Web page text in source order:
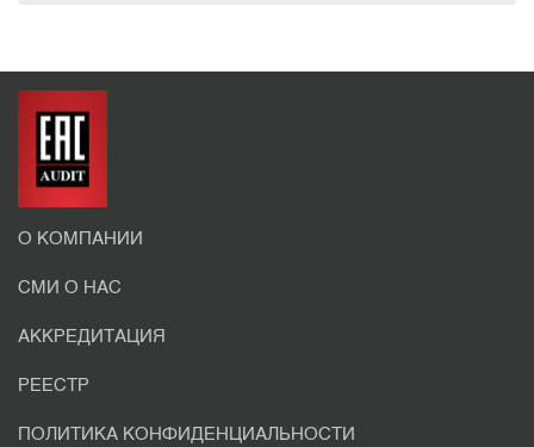
О КОМПАНИИ
СМИ О НАС
АККРЕДИТАЦИЯ
РЕЕСТР
ПОЛИТИКА КОНФИДЕНЦИАЛЬНОСТИ